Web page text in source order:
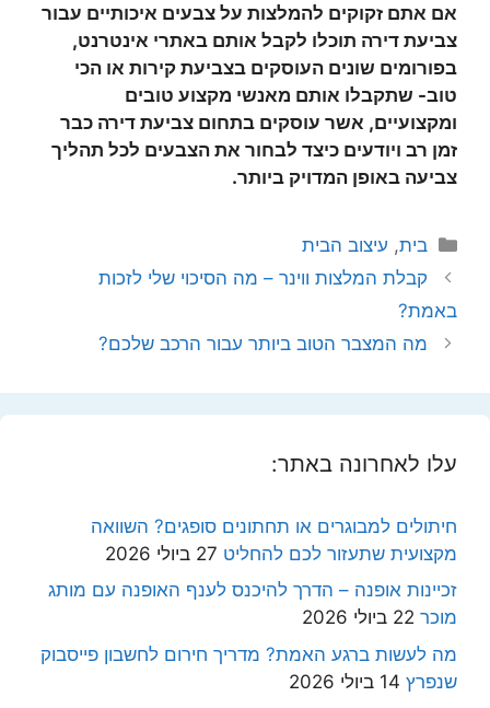
אם אתם זקוקים להמלצות על צבעים איכותיים עבור
צביעת דירה תוכלו לקבל אותם באתרי אינטרנט,
בפורומים שונים העוסקים בצביעת קירות או הכי
טוב- שתקבלו אותם מאנשי מקצוע טובים
ומקצועיים, אשר עוסקים בתחום צביעת דירה כבר
זמן רב ויודעים כיצד לבחור את הצבעים לכל תהליך
צביעה באופן המדויק ביותר.
קטגוריות
בית, עיצוב הבית
קבלת המלצות ווינר – מה הסיכוי שלי לזכות
באמת?
מה המצבר הטוב ביותר עבור הרכב שלכם?
עלו לאחרונה באתר:
חיתולים למבוגרים או תחתונים סופגים? השוואה
מקצועית שתעזור לכם להחליט 27 ביולי 2026
זכיינות אופנה – הדרך להיכנס לענף האופנה עם מותג
מוכר 22 ביולי 2026
מה לעשות ברגע האמת? מדריך חירום לחשבון פייסבוק
שנפרץ 14 ביולי 2026